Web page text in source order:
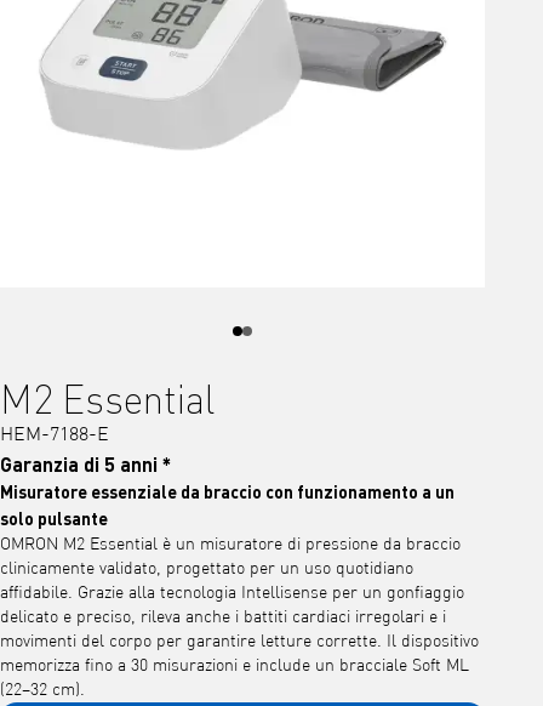
M2 Essential
HEM-7188-E
Garanzia di 5 anni *
Misuratore essenziale da braccio con funzionamento a un
solo pulsante
OMRON M2 Essential è un misuratore di pressione da braccio
clinicamente validato, progettato per un uso quotidiano
affidabile. Grazie alla tecnologia Intellisense per un gonfiaggio
delicato e preciso, rileva anche i battiti cardiaci irregolari e i
movimenti del corpo per garantire letture corrette. Il dispositivo
memorizza fino a 30 misurazioni e include un bracciale Soft ML
(22–32 cm).